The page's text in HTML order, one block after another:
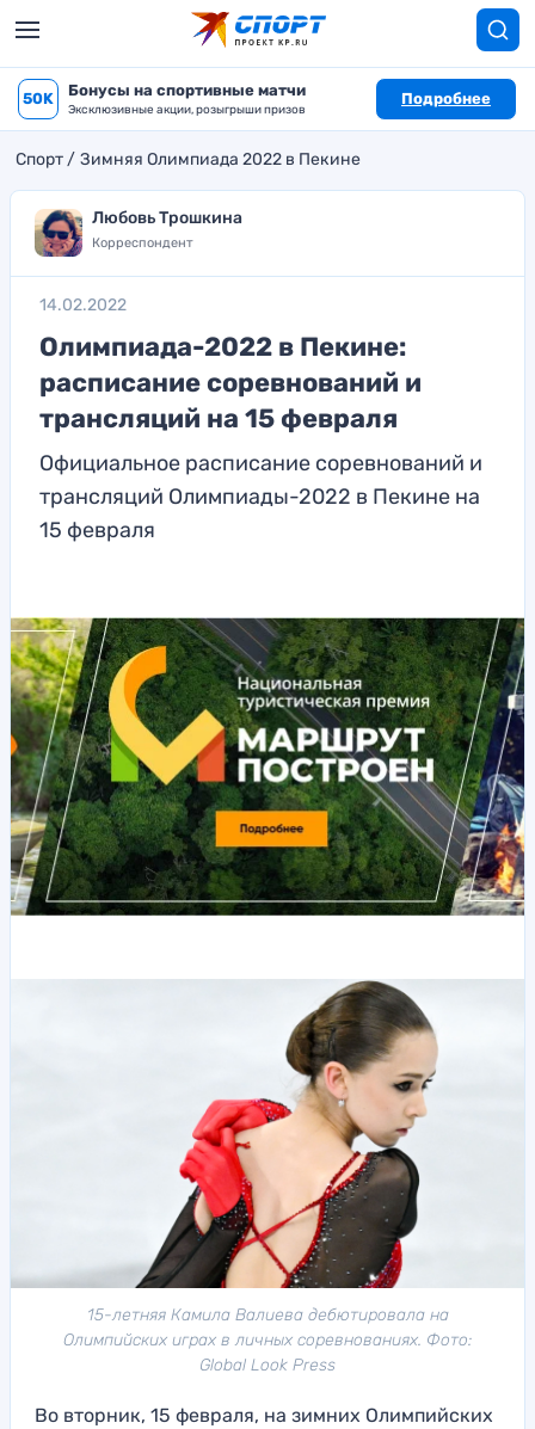
50K Бонусы на спортивные матчи
Эксклюзивные акции, розыгрыши призов
Подробнее
Спорт Зимняя Олимпиада 2022 в Пекине
Любовь Трошкина
Корреспондент
14.02.2022
Олимпиада-2022 в Пекине:
расписание соревнований и
трансляций на 15 февраля
Официальное расписание соревнований и
трансляций Олимпиады-2022 в Пекине на
15 февраля
15-летняя Камила Валиева дебютировала на
Олимпийских играх в личных соревнованиях. Фото:
Global Look Press
Во вторник, 15 февраля, на зимних Олимпийских